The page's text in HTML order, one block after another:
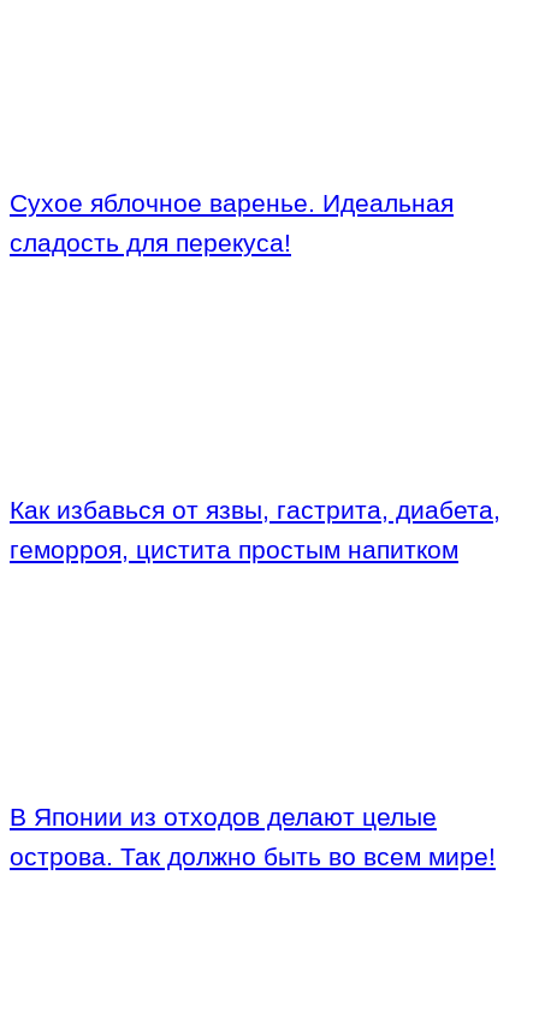
Сухое яблочное варенье. Идеальная
сладость для перекуса!
Как избавься от язвы, гастрита, диабета,
геморроя, цистита простым напитком
В Японии из отходов делают целые
острова. Так должно быть во всем мире!